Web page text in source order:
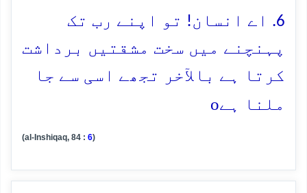
6. اے انسان! تو اپنے رب تک
پہنچنے میں سخت مشقتیں برداشت
کرتا ہے بالآخر تجھے اسی سے جا
ملنا ہےo
(al-Inshiqaq, 84 : 6)